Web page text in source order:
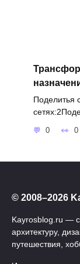
Поделитья
0 0
© 2008–2026
Kayrosblog.ru —
архитектуру,
путешествия,